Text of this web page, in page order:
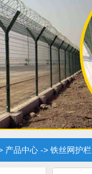
产品中心 -> 铁丝网护栏